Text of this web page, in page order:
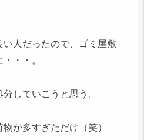
人だったので、ゴミ屋敷
・・。
していこうと思う。
が多すぎただけ（笑）